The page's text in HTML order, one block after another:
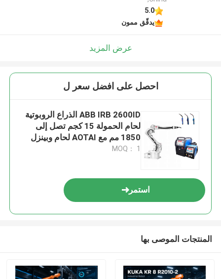
5.0
يدقّق ممون
عرض المزيد
احصل على افضل سعر ل
ABB IRB 2600ID الذراع الروبوتية
لحام الحمولة 15 كجم تصل إلى
1850 مم مع AOTAI لحام وبينزل
المبردة بالهواء بندقية MIG
MOQ： 1
استمر
المنتجات الموصى بها